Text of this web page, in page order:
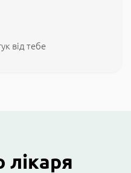
від тебе
лікаря